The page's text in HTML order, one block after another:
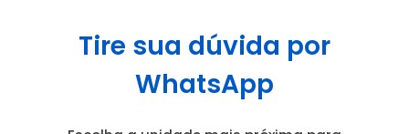
Tire sua dúvida por
WhatsApp